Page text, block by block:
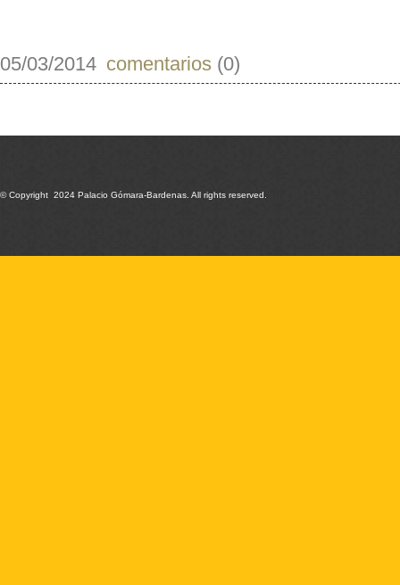
05/03/2014 comentarios (0)
© Copyright 2024 Palacio Gómara-Bardenas. All rights reserved.